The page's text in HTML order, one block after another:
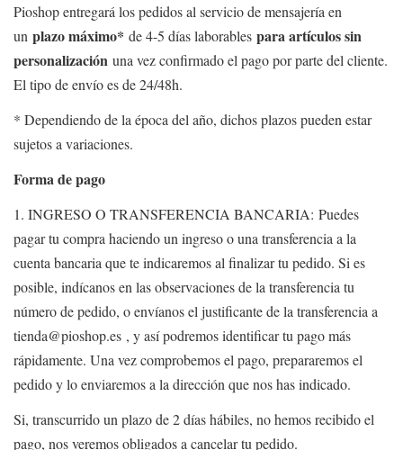
Pioshop entregará los pedidos al servicio de mensajería en
un plazo máximo* de 4-5 días laborables para artículos sin
personalización una vez confirmado el pago por parte del cliente.
El tipo de envío es de 24/48h.
* Dependiendo de la época del año, dichos plazos pueden estar
sujetos a variaciones.
Forma de pago
1. INGRESO O TRANSFERENCIA BANCARIA: Puedes
pagar tu compra haciendo un ingreso o una transferencia a la
cuenta bancaria que te indicaremos al finalizar tu pedido. Si es
posible, indícanos en las observaciones de la transferencia tu
número de pedido, o envíanos el justificante de la transferencia a
tienda@pioshop.es , y así podremos identificar tu pago más
rápidamente. Una vez comprobemos el pago, prepararemos el
pedido y lo enviaremos a la dirección que nos has indicado.
Si, transcurrido un plazo de 2 días hábiles, no hemos recibido el
pago, nos veremos obligados a cancelar tu pedido.